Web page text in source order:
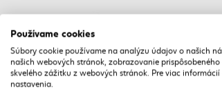
Používame cookies
Súbory cookie používame na analýzu údajov o našich
našich webových stránok, zobrazovanie
skvelého zážitku z webových stránok. Pre viac
nastavenia.